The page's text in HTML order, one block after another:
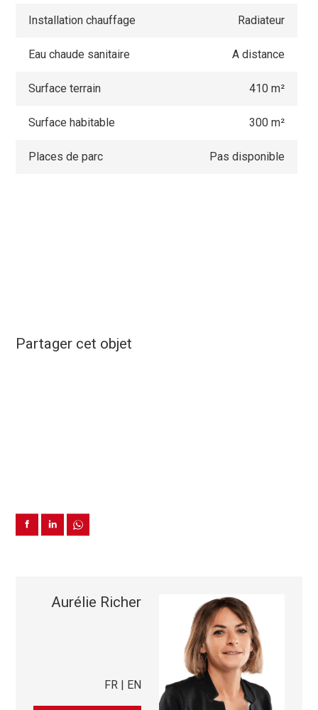
Installation chauffage Radiateur
Eau chaude sanitaire A distance
Surface terrain 410 m²
Surface habitable 300 m²
Places de parc Pas disponible
Partager cet objet
Aurélie Richer
FR | EN